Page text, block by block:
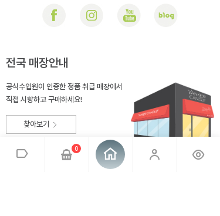
0
전국 매장안내
공식수입원이 인증한 정품 취급 매장에서
직접 시향하고 구매하세요!
찾아보기
브랜드소개